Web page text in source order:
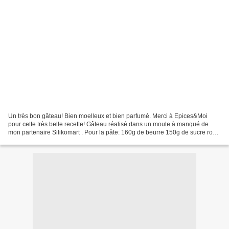
Un très bon gâteau! Bien moelleux et bien parfumé. Merci à Epices&Moi
pour cette très belle recette! Gâteau réalisé dans un moule à manqué de
mon partenaire Silikomart . Pour la pâte: 160g de beurre 150g de sucre roux